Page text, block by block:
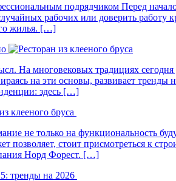
подрядчиком Перед
рабочих или доверить
жилья. […]
На многовековых традициях
на эти основы, развивает тренды
здесь […]
клееного бруса
не только на функциональность
позволяет, стоит присмотреться к
Норд Форест. […]
тренды на 2026